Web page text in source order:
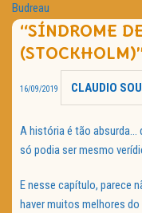
HOME CINEMA
NOTA PESSOAL
TRAILER DO DIA
Budreau
“SÍNDROME
16/09/2019 CLAUDIO
A história é tão absurda…
só podia ser mesmo
E nesse capítulo, parece
haver muitos melhores do